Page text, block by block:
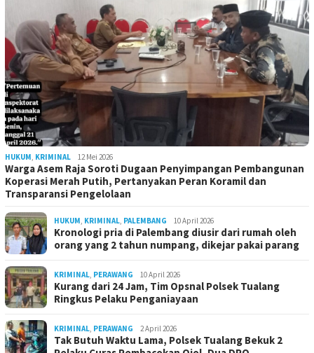
HUKUM, KRIMINAL 12 Mei 2026
Warga Asem Raja Soroti Dugaan Penyimpangan Pembangunan
Koperasi Merah Putih, Pertanyakan Peran Koramil dan
Transparansi Pengelolaan
HUKUM, KRIMINAL, PALEMBANG 10 April 2026
Kronologi pria di Palembang diusir dari rumah oleh
orang yang 2 tahun numpang, dikejar pakai parang
KRIMINAL, PERAWANG 10 April 2026
Kurang dari 24 Jam, Tim Opsnal Polsek Tualang
Ringkus Pelaku Penganiayaan
KRIMINAL, PERAWANG 2 April 2026
Tak Butuh Waktu Lama, Polsek Tualang Bekuk 2